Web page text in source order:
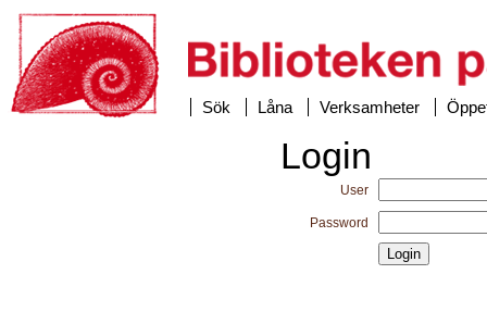
Sök Låna Verksamheter
Login
User
Password